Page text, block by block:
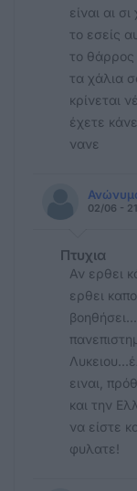
είναι αι
το εσείς
το θάρρος
τα χάλια
κρίνεται
έχετε
νανε
02/06 -
Πτυχια
Αν ερθει
ερθει
ειναι,
και την
να είστε
φυλατε!